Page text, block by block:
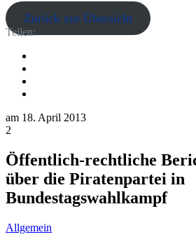
Zurück zur Übersicht
Teilen:
am 18. April 2013
2
Öffentlich-rechtliche
über die Piratenpartei in
Bundestagswahlkampf
Allgemein